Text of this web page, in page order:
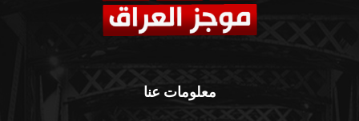
معلومات عنا